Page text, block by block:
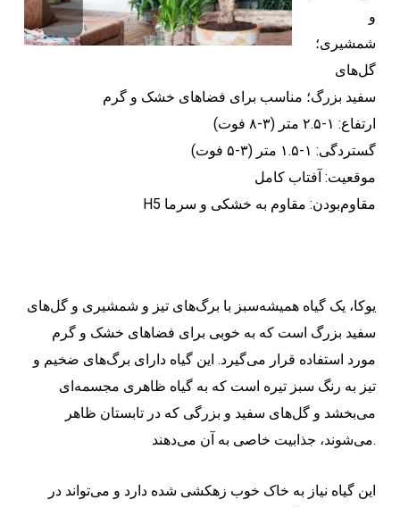
و
شمشیری؛
گل‌های
سفید بزرگ؛ مناسب برای فضاهای خشک و گرم
ارتفاع: ۱-۲.۵ متر (۳-۸ فوت)
گستردگی: ۱-۱.۵ متر (۳-۵ فوت)
موقعیت: آفتاب کامل
H5 مقاوم‌بودن: مقاوم به خشکی و سرما
یوکا، یک گیاه همیشه‌سبز با برگ‌های تیز و شمشیری و گل‌های
سفید بزرگ است که به خوبی برای فضاهای خشک و گرم
مورد استفاده قرار می‌گیرد. این گیاه دارای برگ‌های ضخیم و
تیز به رنگ سبز تیره است که به گیاه ظاهری مجسمه‌ای
می‌بخشد و گل‌های سفید و بزرگی که در تابستان ظاهر
می‌شوند، جذابیت خاصی به آن می‌دهند.
این گیاه نیاز به خاک خوب زهکشی شده دارد و می‌تواند در